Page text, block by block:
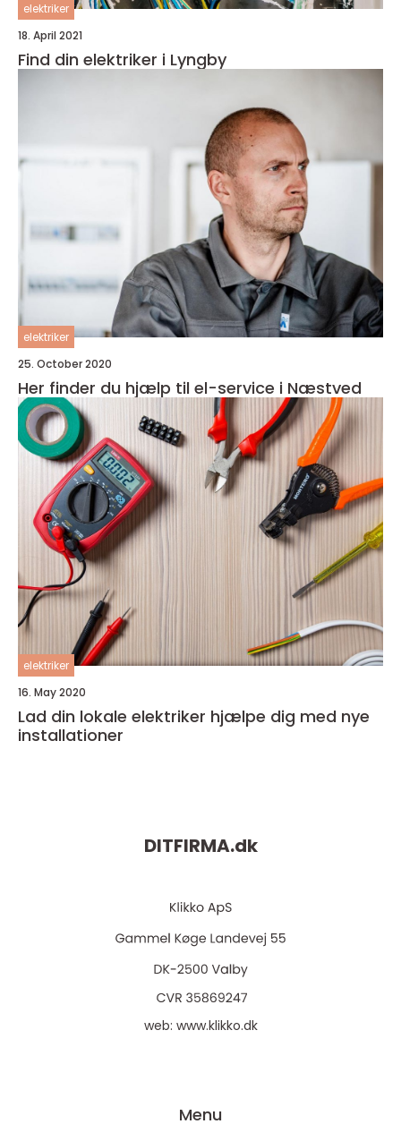
elektriker
18. April 2021
Find din elektriker i Lyngby
elektriker
25. October 2020
Her finder du hjælp til el-service i Næstved
elektriker
16. May 2020
Lad din lokale elektriker hjælpe dig med nye
installationer
DITFIRMA.dk
web: www.klikko.dk
Menu